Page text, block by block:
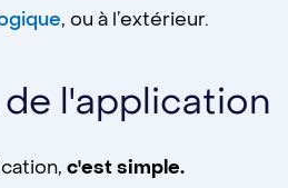
, ou à l’extérieur.
l'application
c'est simple.